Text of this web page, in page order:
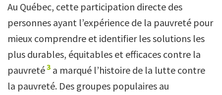
Au Québec, cette participation directe des
personnes ayant l’expérience de la pauvreté pour
mieux comprendre et identifier les solutions les
plus durables, équitables et efficaces contre la
pauvreté3 a marqué l’histoire de la lutte contre
la pauvreté. Des groupes populaires au